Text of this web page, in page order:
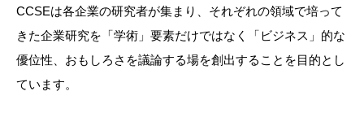
CCSEは各企業の研究者が集まり、それぞれの領域で培って
きた企業研究を「学術」要素だけではなく「ビジネス」的な
優位性、おもしろさを議論する場を創出することを目的とし
ています。